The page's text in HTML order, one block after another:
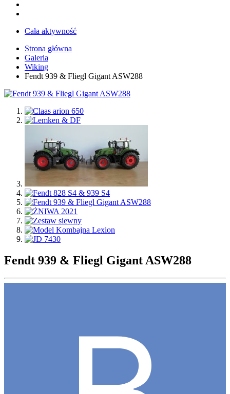
Cała aktywność
Strona główna
Galeria
Wiking
Fendt 939 & Fliegl Gigant ASW288
Fendt 939 & Fliegl Gigant ASW288